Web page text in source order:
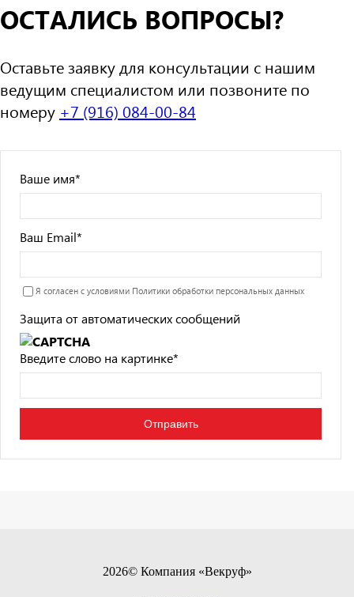
ОСТАЛИСЬ ВОПРОСЫ?
Оставьте заявку для консультации с нашим
ведущим специалистом или позвоните по
номеру +7 (916) 084-00-84
Ваше имя*
Ваш Email*
Я согласен с условиями Политики обработки персональных данных
Защита от автоматических сообщений
Введите слово на картинке*
2026© Компания «Векруф»